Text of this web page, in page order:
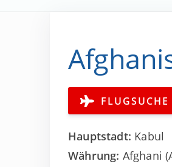
FLUGSUCHE
Hauptstadt: Kabul
Währung: Afghani